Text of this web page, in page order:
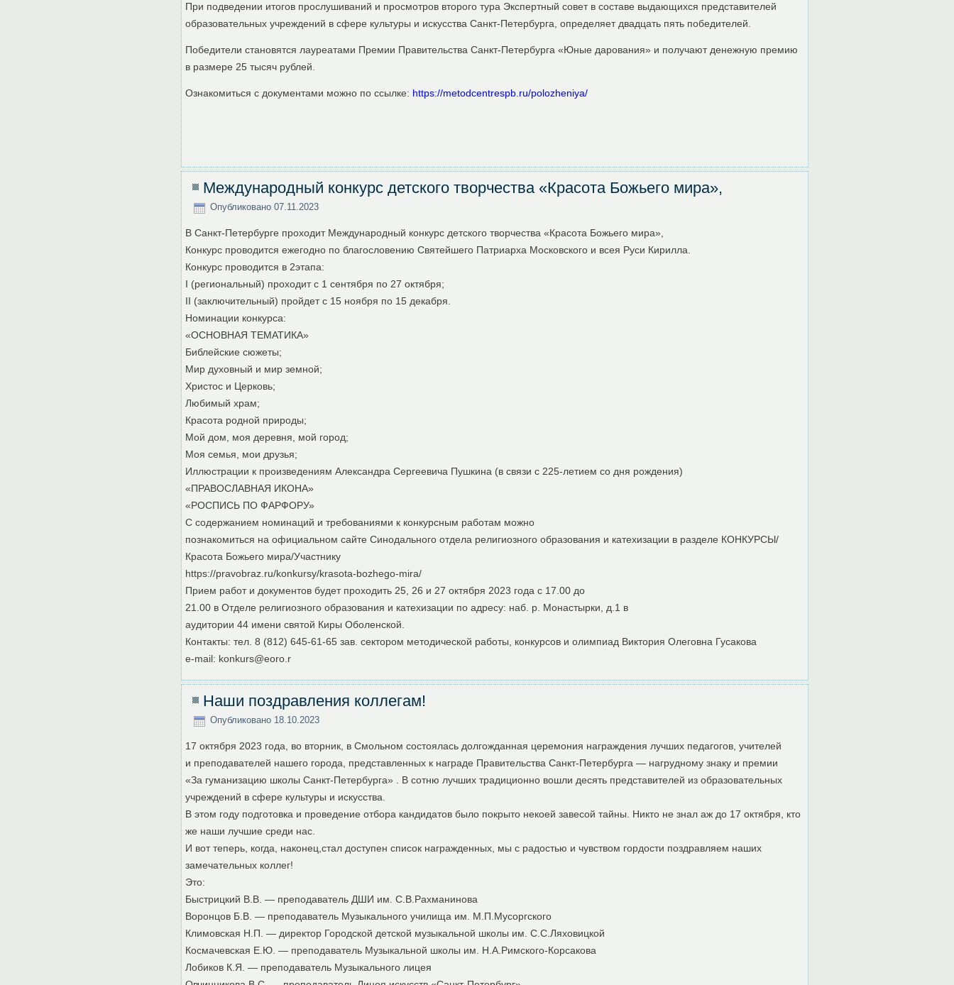
При подведении итогов прослушиваний и просмотров второго тура Экспертный совет в составе выдающихся представителей
образовательных учреждений в сфере культуры и искусства Санкт-Петербурга, определяет двадцать пять победителей.
Победители становятся лауреатами Премии Правительства Санкт-Петербурга «Юные дарования» и получают денежную премию
в размере 25 тысяч рублей.
Ознакомиться с документами можно по ссылке: https://metodcentrespb.ru/polozheniya/
Международный конкурс детского творчества «Красота Божьего мира»,
Опубликовано 07.11.2023
В Санкт-Петербурге проходит Международный конкурс детского творчества «Красота Божьего мира»,
Конкурс проводится ежегодно по благословению Святейшего Патриарха Московского и всея Руси Кирилла.
Конкурс проводится в 2этапа:
I (региональный) проходит с 1 сентября по 27 октября;
II (заключительный) пройдет с 15 ноября по 15 декабря.
Номинации конкурса:
«ОСНОВНАЯ ТЕМАТИКА»
Библейские сюжеты;
Мир духовный и мир земной;
Христос и Церковь;
Любимый храм;
Красота родной природы;
Мой дом, моя деревня, мой город;
Моя семья, мои друзья;
Иллюстрации к произведениям Александра Сергеевича Пушкина (в связи с 225-летием со дня рождения)
«ПРАВОСЛАВНАЯ ИКОНА»
«РОСПИСЬ ПО ФАРФОРУ»
С содержанием номинаций и требованиями к конкурсным работам можно
познакомиться на официальном сайте Синодального отдела религиозного образования и катехизации в разделе КОНКУРСЫ/
Красота Божьего мира/Участнику
https://pravobraz.ru/konkursy/krasota-bozhego-mira/
Прием работ и документов будет проходить 25, 26 и 27 октября 2023 года с 17.00 до
21.00 в Отделе религиозного образования и катехизации по адресу: наб. р. Монастырки, д.1 в
аудитории 44 имени святой Киры Оболенской.
Контакты: тел. 8 (812) 645-61-65 зав. сектором методической работы, конкурсов и олимпиад Виктория Олеговна Гусакова
e-mail: konkurs@eoro.r
Наши поздравления коллегам!
Опубликовано 18.10.2023
17 октября 2023 года, во вторник, в Смольном состоялась долгожданная церемония награждения лучших педагогов, учителей
и преподавателей нашего города, представленных к награде Правительства Санкт-Петербурга — нагрудному знаку и премии
«За гуманизацию школы Санкт-Петербурга» . В сотню лучших традиционно вошли десять представителей из образовательных
учреждений в сфере культуры и искусства.
В этом году подготовка и проведение отбора кандидатов было покрыто некоей завесой тайны. Никто не знал аж до 17 октября, кто
же наши лучшие среди нас.
И вот теперь, когда, наконец,стал доступен список награжденных, мы с радостью и чувством гордости поздравляем наших
замечательных коллег!
Это:
Быстрицкий В.В. — преподаватель ДШИ им. С.В.Рахманинова
Воронцов Б.В. — преподаватель Музыкального училища им. М.П.Мусоргского
Климовская Н.П. — директор Городской детской музыкальной школы им. С.С.Ляховицкой
Космачевская Е.Ю. — преподаватель Музыкальной школы им. Н.А.Римского-Корсакова
Лобиков К.Я. — преподаватель Музыкального лицея